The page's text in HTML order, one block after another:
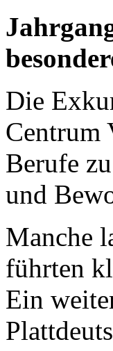
Die
Centrum
Berufe
und
Manche
führten
Ein